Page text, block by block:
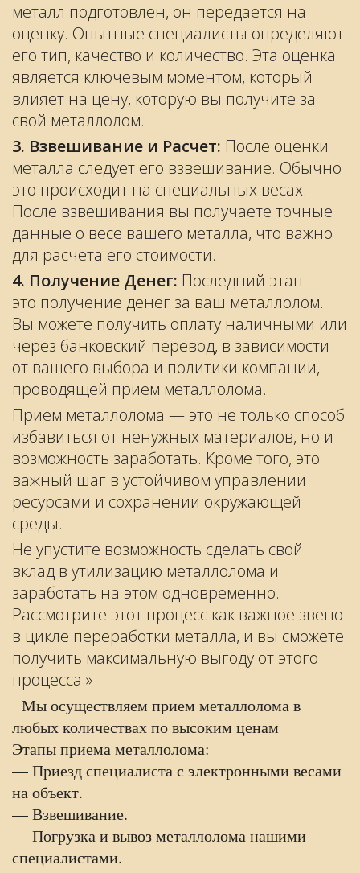
металл подготовлен, он передается на
оценку. Опытные специалисты определяют
его тип, качество и количество. Эта оценка
является ключевым моментом, который
влияет на цену, которую вы получите за
свой металлолом.
3. Взвешивание и Расчет: После оценки
металла следует его взвешивание. Обычно
это происходит на специальных весах.
После взвешивания вы получаете точные
данные о весе вашего металла, что важно
для расчета его стоимости.
4. Получение Денег: Последний этап —
это получение денег за ваш металлолом.
Вы можете получить оплату наличными или
через банковский перевод, в зависимости
от вашего выбора и политики компании,
проводящей прием металлолома.
Прием металлолома — это не только способ
избавиться от ненужных материалов, но и
возможность заработать. Кроме того, это
важный шаг в устойчивом управлении
ресурсами и сохранении окружающей
среды.
Не упустите возможность сделать свой
вклад в утилизацию металлолома и
заработать на этом одновременно.
Рассмотрите этот процесс как важное звено
в цикле переработки металла, и вы сможете
получить максимальную выгоду от этого
процесса.»
Мы осуществляем прием металлолома в
любых количествах по высоким ценам
Этапы приема металлолома:
— Приезд специалиста с электронными весами
на объект.
— Взвешивание.
— Погрузка и вывоз металлолома нашими
специалистами.